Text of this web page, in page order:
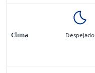
Clima Despejado